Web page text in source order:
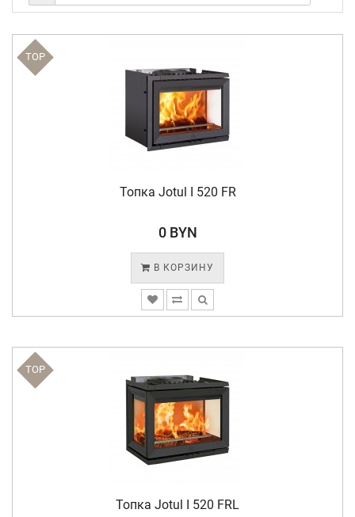
TOP
Топка Jotul I 520 FR
0 BYN
В КОРЗИНУ
TOP
Топка Jotul I 520 FRL